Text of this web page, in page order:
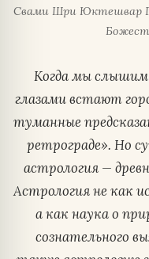
Свами Шри Юктешвар
Когда мы слышим
глазами встают
туманные
ретрограде». Но
астрология —
Астрология не как
а как наука о
сознательного